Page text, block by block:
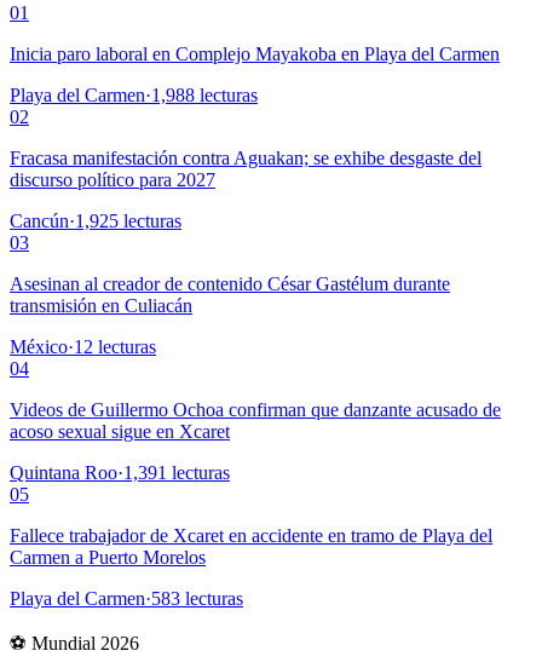
01
Inicia paro laboral en Complejo Mayakoba en Playa del Carmen
Playa del Carmen·1,988 lecturas
02
Fracasa manifestación contra Aguakan; se exhibe desgaste del
discurso político para 2027
Cancún·1,925 lecturas
03
Asesinan al creador de contenido César Gastélum durante
transmisión en Culiacán
México·12 lecturas
04
Videos de Guillermo Ochoa confirman que danzante acusado de
acoso sexual sigue en Xcaret
Quintana Roo·1,391 lecturas
05
Fallece trabajador de Xcaret en accidente en tramo de Playa del
Carmen a Puerto Morelos
Playa del Carmen·583 lecturas
⚽ Mundial 2026